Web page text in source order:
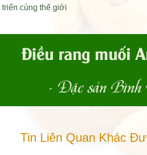
triển cùng thế giới
Điều rang muối
- Đặc sản Bình
Tin Liên Quan Khác